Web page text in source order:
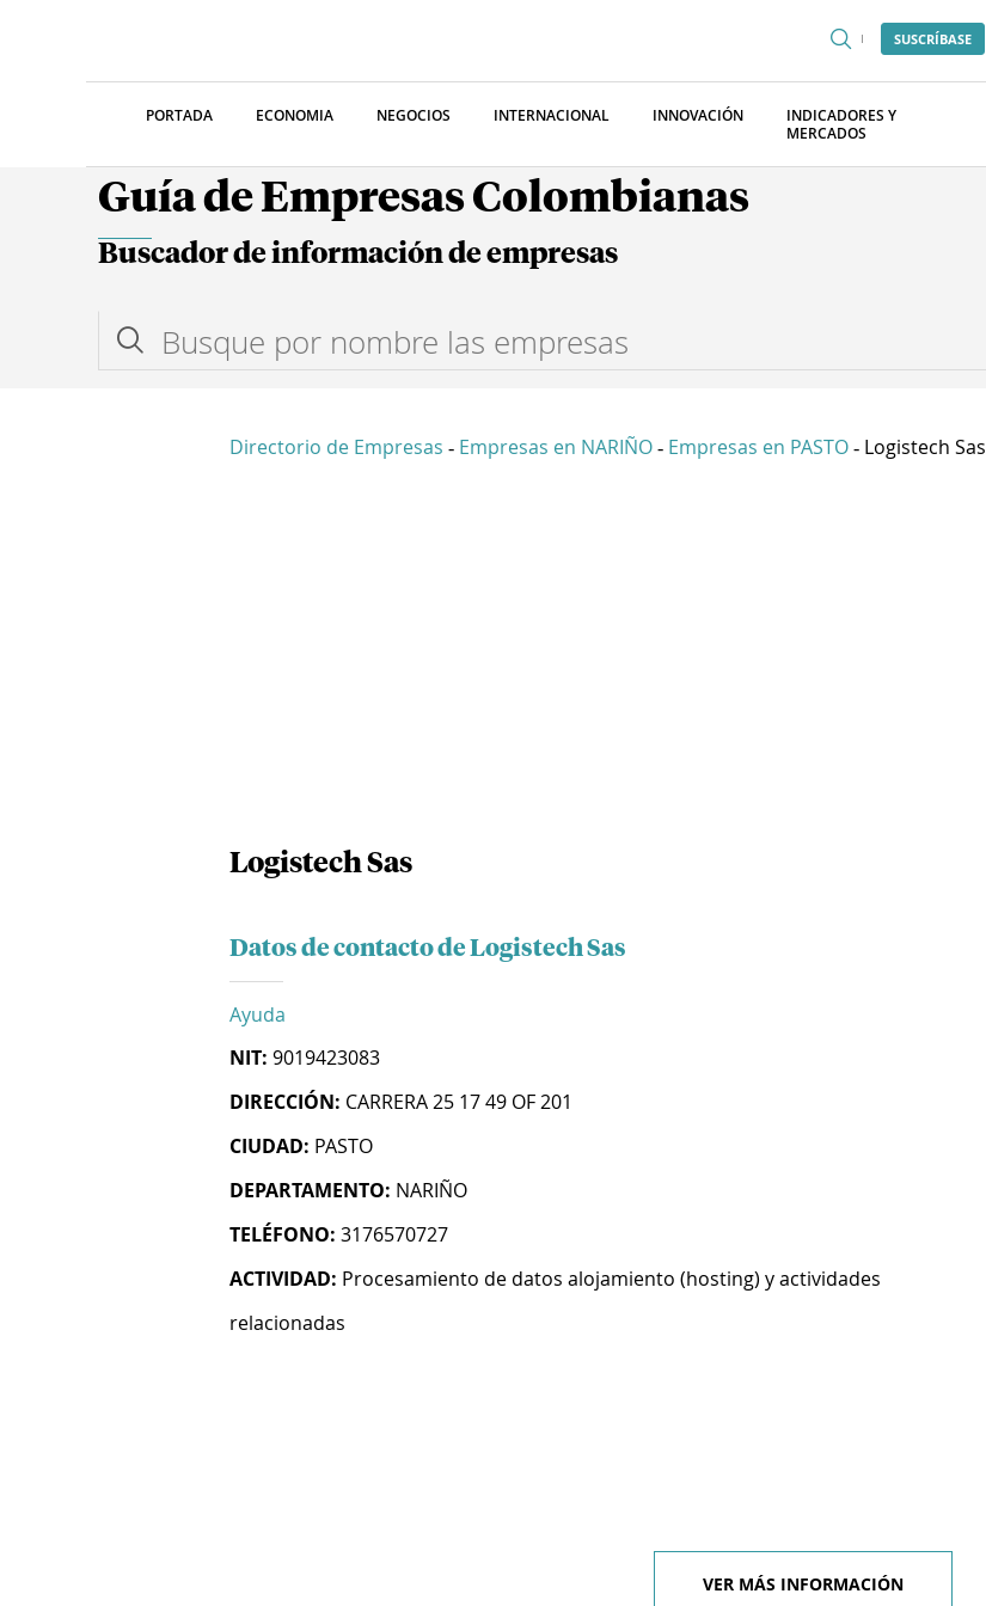
SUSCRÍBASE
PORTADA ECONOMIA NEGOCIOS INTERNACIONAL INNOVACIÓN
INDICADORES Y
MERCADOS
Guía de Empresas Colombianas
Buscador de información de empresas
Directorio de Empresas - Empresas en NARIÑO - Empresas en PASTO - Logistech Sas
Logistech Sas
Datos de contacto de Logistech Sas
Ayuda
NIT: 9019423083
DIRECCIÓN: CARRERA 25 17 49 OF 201
CIUDAD: PASTO
DEPARTAMENTO: NARIÑO
TELÉFONO: 3176570727
ACTIVIDAD: Procesamiento de datos alojamiento (hosting) y actividades
relacionadas
VER MÁS INFORMACIÓN